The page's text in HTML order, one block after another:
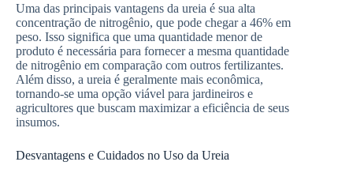
Uma das principais vantagens da ureia é sua alta
concentração de nitrogênio, que pode chegar a 46% em
peso. Isso significa que uma quantidade menor de
produto é necessária para fornecer a mesma quantidade
de nitrogênio em comparação com outros fertilizantes.
Além disso, a ureia é geralmente mais econômica,
tornando-se uma opção viável para jardineiros e
agricultores que buscam maximizar a eficiência de seus
insumos.
Desvantagens e Cuidados no Uso da Ureia